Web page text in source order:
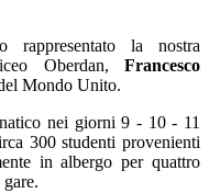
rappresentato la nostra
Oberdan,Francesco
Mondo Unito.
nei giorni 9 - 10 - 11
300 studenti provenienti
in albergo per quattro